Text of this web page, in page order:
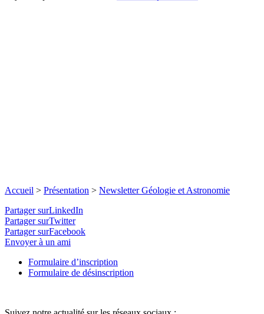
Accueil > Présentation > Newsletter Géologie et Astronomie
Partager surLinkedIn
Partager surTwitter
Partager surFacebook
Envoyer à un ami
Formulaire d’inscription
Formulaire de désinscription